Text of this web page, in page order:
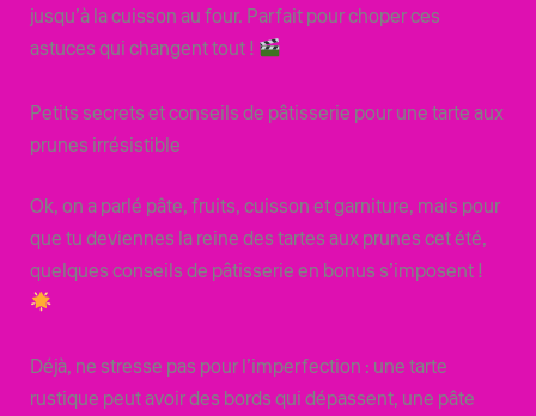
jusqu’à la cuisson au four. Parfait pour choper ces
astuces qui changent tout !
Petits secrets et conseils de pâtisserie pour une tarte aux
prunes irrésistible
Ok, on a parlé pâte, fruits, cuisson et garniture, mais pour
que tu deviennes la reine des tartes aux prunes cet été,
quelques conseils de pâtisserie en bonus s’imposent !
Déjà, ne stresse pas pour l’imperfection : une tarte
rustique peut avoir des bords qui dépassent, une pâte